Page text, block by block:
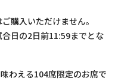
購入いただけません。
日の2日前11:59までとな
わえる104席限定のお席で